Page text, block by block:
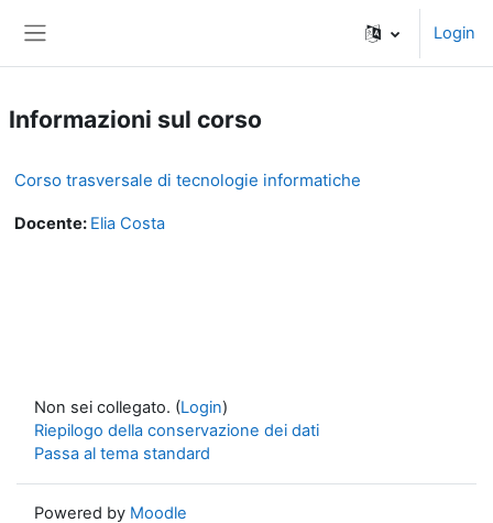
Login
Informazioni sul corso
Corso trasversale di tecnologie informatiche
Docente: Elia Costa
Non sei collegato. (Login)
Riepilogo della conservazione dei dati
Passa al tema standard
Powered by Moodle